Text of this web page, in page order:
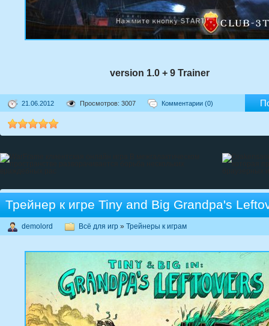
version 1.0 + 9 Trainer
21.06.2012 Просмотров: 3007 Комментарии (0)
Трейнер к игре Tiny and Big Grandpa's
demolord Всё для игр » Трейнеры к играм